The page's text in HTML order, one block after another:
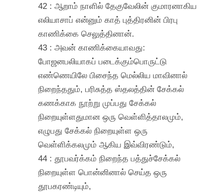
42 : ஆறாம் நாளில் தேகுவேலின் குமாரனாகிய
எலியாசாப் என்னும் காத் புத்திரனின் பிரபு
காணிக்கை செலுத்தினான்.
43 : அவன் காணிக்கையாவது:
போஜனபலியாகப் படைக்கும்பொருட்டு
எண்ணெயிலே பிசைந்த மெல்லிய மாவினால்
நிறைந்ததும், பரிசுத்த ஸ்தலத்தின் சேக்கல்
கணக்காக நூற்று முப்பது சேக்கல்
நிறையுள்ளதுமான ஒரு வெள்ளித்தாலமும்,
எழுபது சேக்கல் நிறையுள்ள ஒரு
வெள்ளிக்கலமும் ஆகிய இவ்விரண்டும்,
44 : தூபவர்க்கம் நிறைந்த பத்துச்சேக்கல்
நிறையுள்ள பொன்னினால் செய்த ஒரு
தூபகரண்டியும்,